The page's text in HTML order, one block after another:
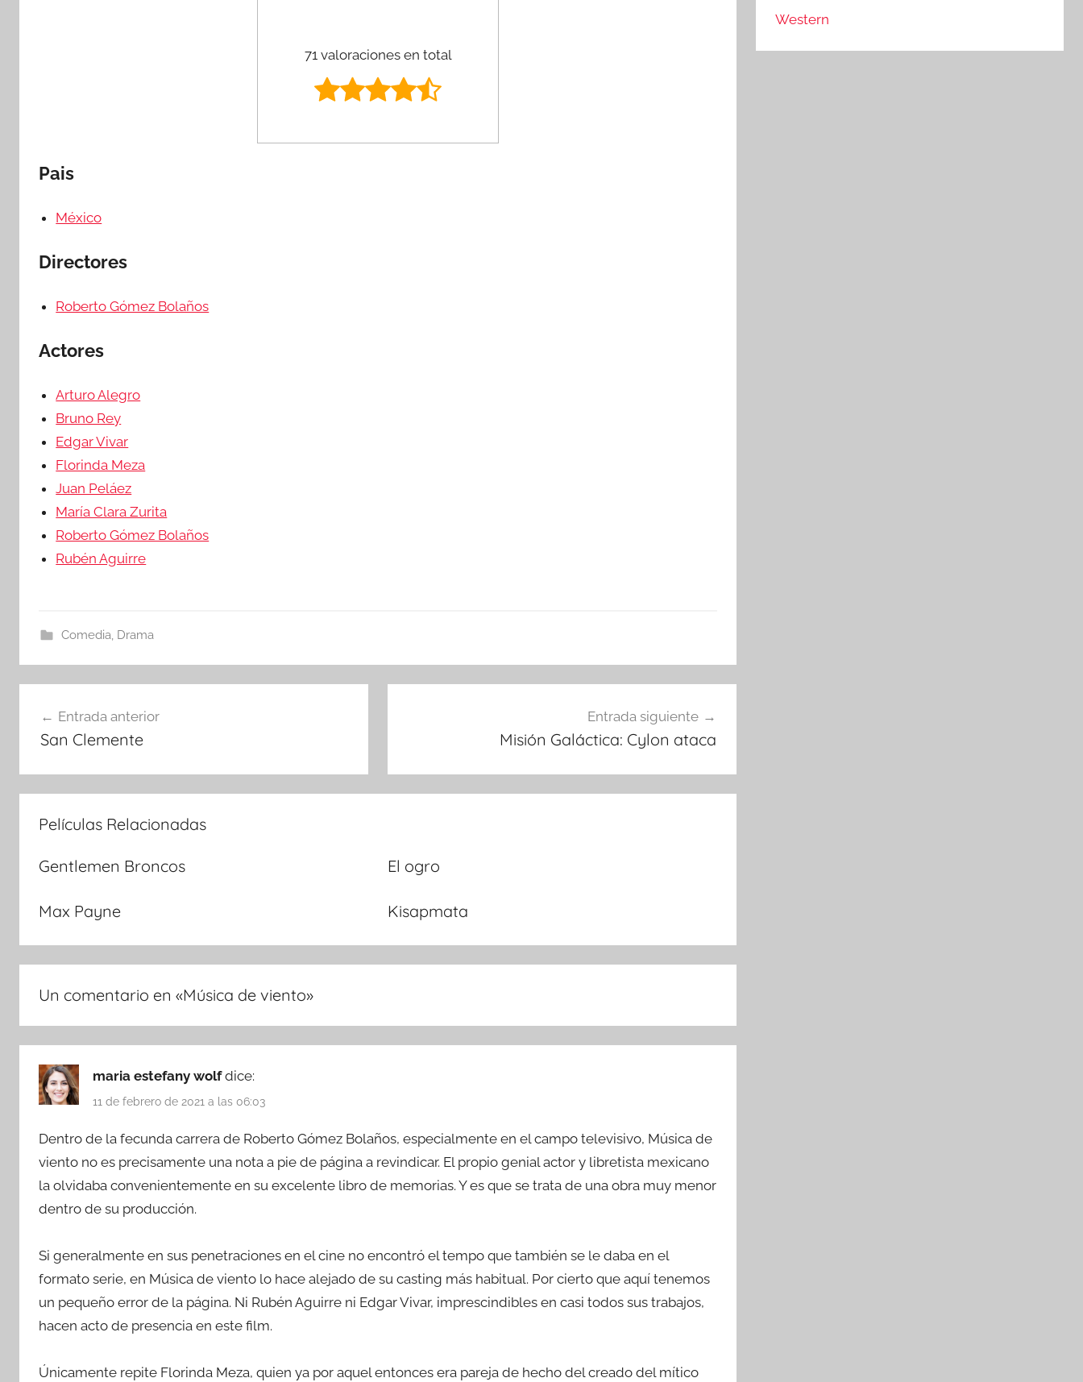
71 valoraciones en total
Pais
México
Directores
Roberto Gómez Bolaños
Actores
Arturo Alegro
Bruno Rey
Edgar Vivar
Florinda Meza
Juan Peláez
María Clara Zurita
Roberto Gómez Bolaños
Rubén Aguirre
Comedia, Drama
Navegación
de
entradas
Entrada anterior
San Clemente
Entrada siguiente
Misión Galáctica: Cylon ataca
Películas Relacionadas
Gentlemen Broncos El ogro
Max Payne Kisapmata
Un comentario en «Música de viento»
maria estefany wolfdice:
11 de febrero de 2021 a las 06:03
Dentro de la fecunda carrera de Roberto Gómez Bolaños, especialmente en el campo televisivo, Música de
viento no es precisamente una nota a pie de página a revindicar. El propio genial actor y libretista mexicano
la olvidaba convenientemente en su excelente libro de memorias. Y es que se trata de una obra muy menor
dentro de su producción.
Si generalmente en sus penetraciones en el cine no encontró el tempo que también se le daba en el
formato serie, en Música de viento lo hace alejado de su casting más habitual. Por cierto que aquí tenemos
un pequeño error de la página. Ni Rubén Aguirre ni Edgar Vivar, imprescindibles en casi todos sus trabajos,
hacen acto de presencia en este film.
Únicamente repite Florinda Meza, quien ya por aquel entonces era pareja de hecho del creado del mítico
Western